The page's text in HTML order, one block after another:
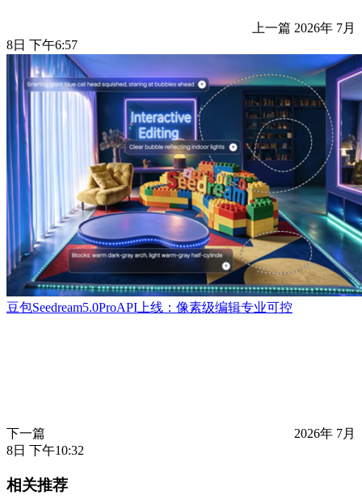
上一篇 2026年 7月
8日 下午6:57
豆包Seedream5.0ProAPI上线：像素级编辑专业可控
下一篇
2026年 7月
8日 下午10:32
相关推荐